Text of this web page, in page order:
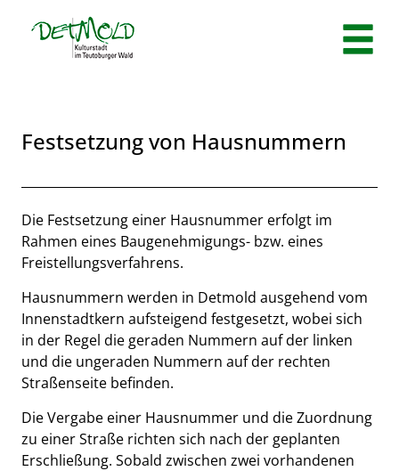
Zum Hauptinhalt springen
Festsetzung von Hausnummern
Beschreibung
Die Festsetzung einer Hausnummer erfolgt im
Rahmen eines Baugenehmigungs- bzw. eines
Freistellungsverfahrens.
Hausnummern werden in Detmold ausgehend vom
Innenstadtkern aufsteigend festgesetzt, wobei sich
in der Regel die geraden Nummern auf der linken
und die ungeraden Nummern auf der rechten
Straßenseite befinden.
Die Vergabe einer Hausnummer und die Zuordnung
zu einer Straße richten sich nach der geplanten
Erschließung. Sobald zwischen zwei vorhandenen